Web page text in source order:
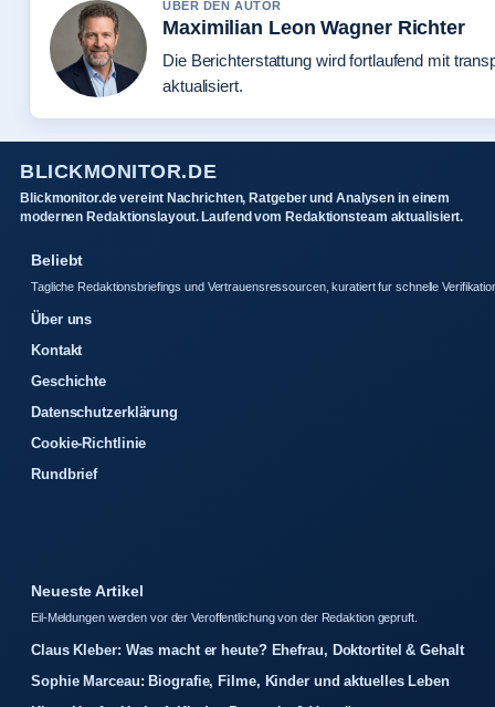
UBER DEN AUTOR
Maximilian Leon Wagner Richter
Die Berichterstattung wird fortlaufend mit
aktualisiert.
BLICKMONITOR.DE
Blickmonitor.de vereint Nachrichten, Ratgeber und Analysen in einem
modernen Redaktionslayout. Laufend vom Redaktionsteam aktualisiert.
Beliebt
Tagliche Redaktionsbriefings und Vertrauensressourcen, kuratiert fur schnelle
Über uns
Kontakt
Geschichte
Datenschutzerklärung
Cookie-Richtlinie
Rundbrief
Neueste Artikel
Eil-Meldungen werden vor der Veroffentlichung von der Redaktion gepruft.
Claus Kleber: Was macht er heute? Ehefrau, Doktortitel & Gehalt
Sophie Marceau: Biografie, Filme, Kinder und aktuelles Leben